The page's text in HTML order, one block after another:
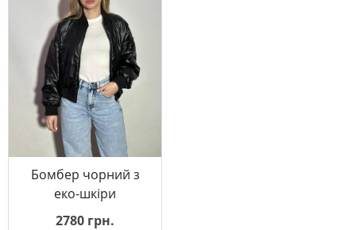
Бомбер чорний з
еко-шкіри
2780 грн.